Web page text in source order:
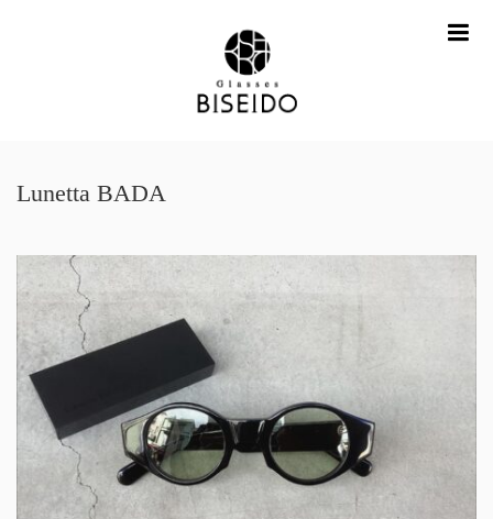
Lunetta BADA